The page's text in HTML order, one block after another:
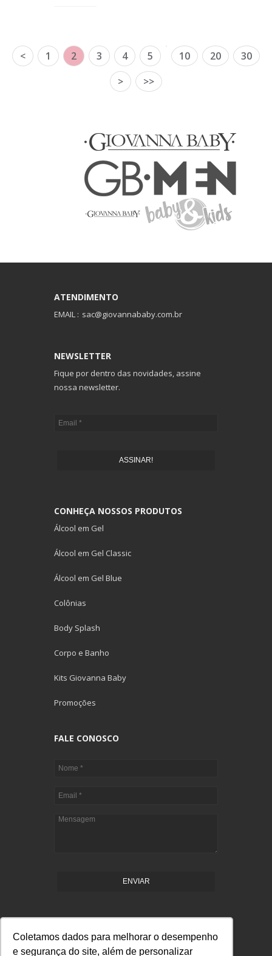
Coletamos dados para melhorar o desempenho
e segurança do site, além de personalizar
< 1 2 3 4 5 10 20
30
>
>>
ATENDIMENTO
EMAIL : sac@giovannababy.com.br
NEWSLETTER
Fique por dentro das novidades, assine
nossa newsletter.
ASSINAR!
CONHEÇA NOSSOS PRODUTOS
Álcool em Gel
Álcool em Gel Classic
Álcool em Gel Blue
Colônias
Body Splash
Corpo e Banho
Kits Giovanna Baby
Promoções
FALE CONOSCO
ENVIAR